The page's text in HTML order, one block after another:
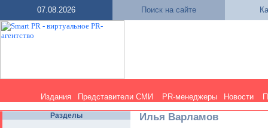
07.08.2026 Поиск на сайте
Издания Представители СМИ PR-менеджеры Новости
Разделы Илья Варламов